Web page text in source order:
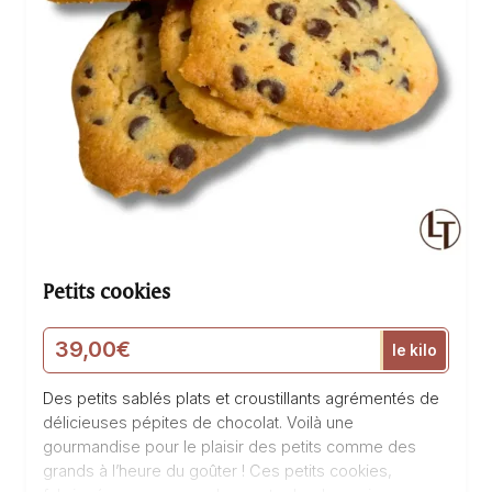
Petits cookies
39,00€ le kilo
Des petits sablés plats et croustillants agrémentés de
délicieuses pépites de chocolat. Voilà une
gourmandise pour le plaisir des petits comme des
grands à l’heure du goûter ! Ces petits cookies,